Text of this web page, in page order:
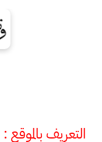
التعريف بالموقع :